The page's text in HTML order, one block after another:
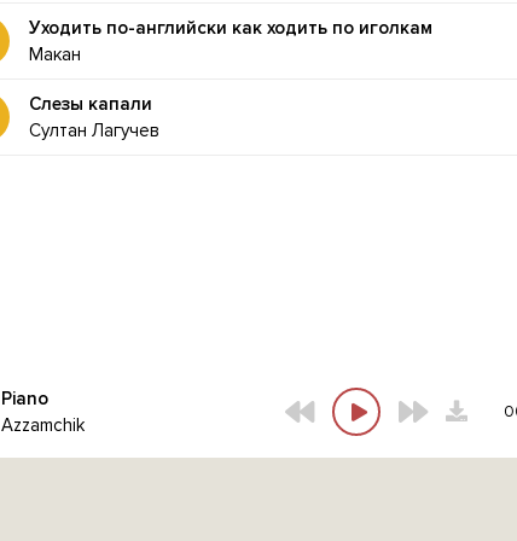
Уходить по-английски как ходить по иголкам
Макан
Слезы капали
Султан Лагучев
Piano
Azzamchik